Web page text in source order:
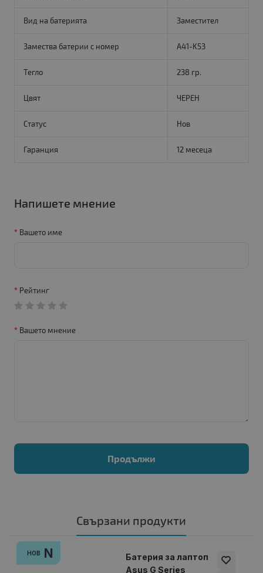
Вид на батерията Заместител
Замества батерии с номер A41-K53
Тегло 238 гр.
Цвят ЧЕРЕН
Статус Нов
Гаранция 12 месеца
Напишете мнение
Вашето име
Рейтинг
Вашето мнение
Продължи
Свързани продукти
НОВ N
Батерия за лаптоп
Asus G Series